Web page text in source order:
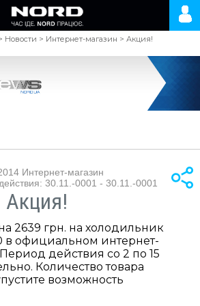
Новости > Интернет-магазин >Акция!
Интернет-магазин
30.11.-0001 - 30.11.-0001
Акция!
2639 грн. на холодильник
в официальном интернет-
действия со 2 по 15
Количество товара
возможность